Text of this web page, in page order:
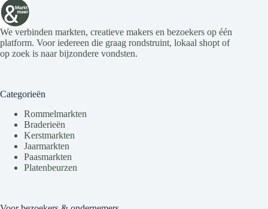
We verbinden markten, creatieve makers en bezoekers op één
platform. Voor iedereen die graag rondstruint, lokaal shopt of
op zoek is naar bijzondere vondsten.
Categorieën
Rommelmarkten
Braderieën
Kerstmarkten
Jaarmarkten
Paasmarkten
Platenbeurzen